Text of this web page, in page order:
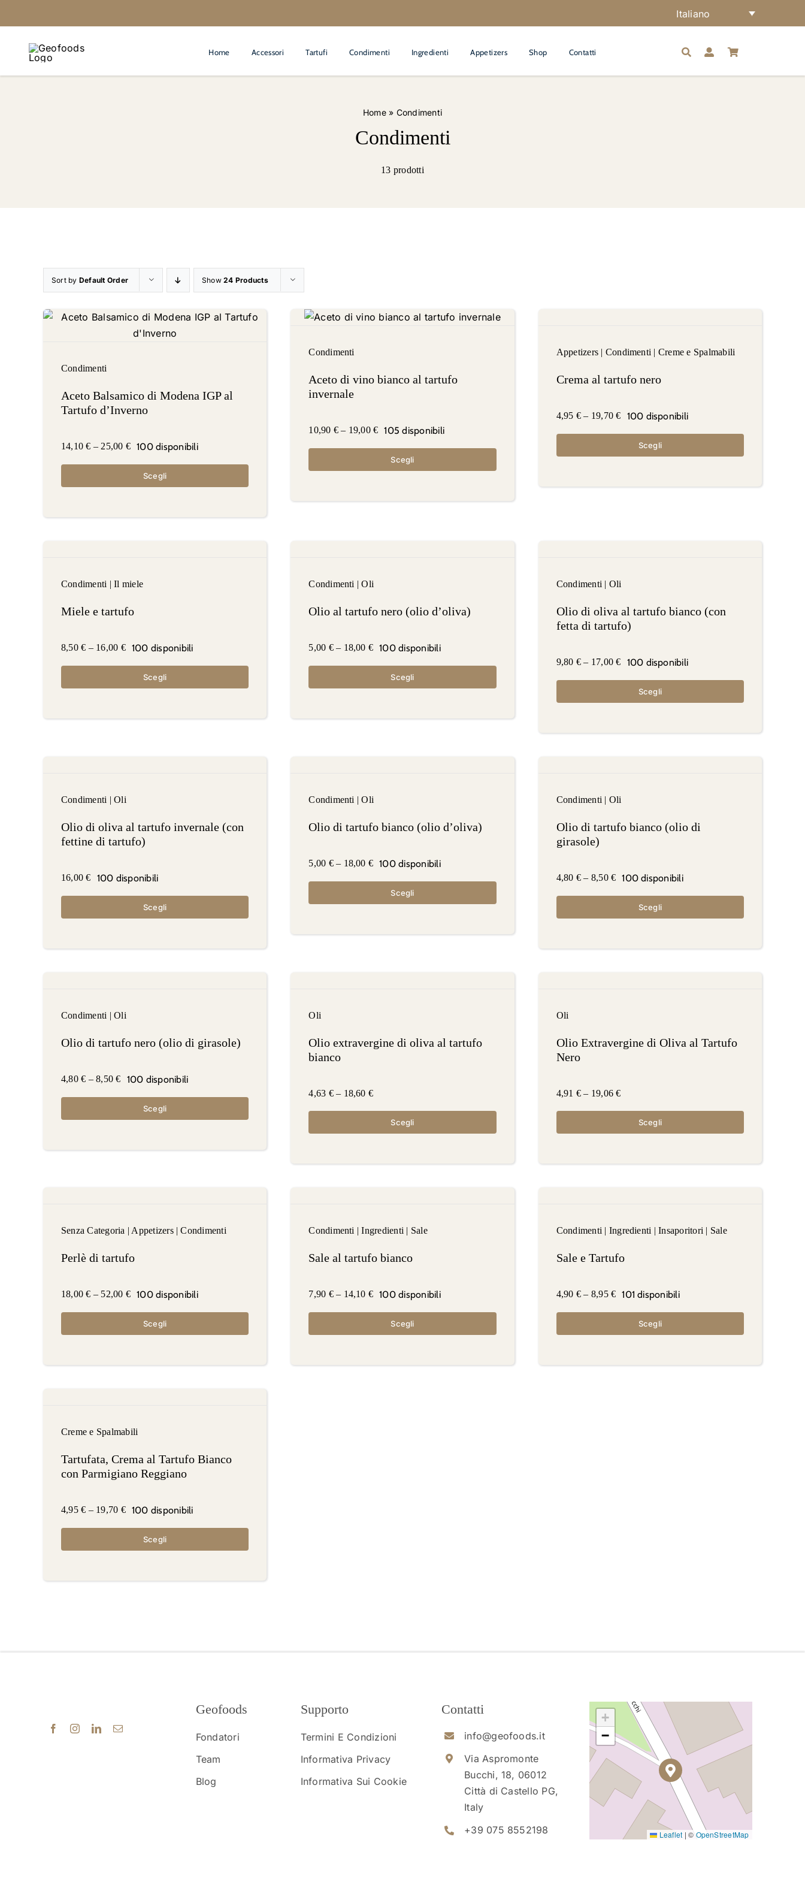
al
Italiano
Home Accessori Tartufi Condimenti Ingredienti Appetizers Shop Contatti
Home» Condimenti
Condimenti
13 prodotti
Sort by Default Order Show24 Products
Condimenti
Aceto Balsamico di Modena IGP al
Tartufo d’Inverno
14,10€ – 25,00 € 100 disponibili
Scegli
Condimenti
Aceto di vino bianco al tartufo
invernale
10,90 € – 19,00€ 105 disponibili
Scegli
Appetizers | Condimenti | Creme e Spalmabili
Crema al tartufo nero
4,95 € – 19,70€ 100 disponibili
Scegli
Condimenti |Il miele
Miele e tartufo
8,50€ – 16,00 € 100 disponibili
Scegli
Condimenti |Oli
Olio al tartufo nero (olio d’oliva)
5,00 €– 18,00 € 100 disponibili
Scegli
Condimenti | Oli
Olio di oliva al tartufo bianco (con
fetta di tartufo)
9,80 € – 17,00€ 100 disponibili
Scegli
Condimenti |Oli
Olio di oliva al tartufo invernale (con
fettine di tartufo)
16,00€ 100 disponibili
Scegli
Condimenti |Oli
Olio di tartufo bianco (olio d’oliva)
5,00 €– 18,00 € 100 disponibili
Scegli
Condimenti | Oli
Olio di tartufo bianco (olio di
girasole)
4,80 € – 8,50€ 100 disponibili
Scegli
Condimenti |Oli
Olio di tartufo nero (olio di girasole)
4,80€ –8,50€ 100 disponibili
Scegli
Oli
Olio extravergine di oliva al tartufo
bianco
4,63 €– 18,60 €
Scegli
Oli
Olio Extravergine di Oliva al Tartufo
Nero
4,91 € – 19,06€
Scegli
Senza Categoria | Appetizers|Condimenti
Perlè di tartufo
18,00€ – 52,00 € 100 disponibili
Scegli
Condimenti |Ingredienti | Sale
Sale al tartufo bianco
7,90 €– 14,10 € 100 disponibili
Scegli
Condimenti | Ingredienti |Insaporitori | Sale
Sale e Tartufo
4,90 € – 8,95€ 101 disponibili
Scegli
Creme e Spalmabili
Tartufata, Crema al Tartufo Bianco
con Parmigiano Reggiano
4,95€ – 19,70 € 100 disponibili
Scegli
Geofoods
Fondatori
Team
Blog
Supporto
Termini E Condizioni
Informativa Privacy
Informativa Sui Cookie
Contatti
info@geofoods.it
Via Aspromonte
Bucchi, 18, 06012
Città di Castello PG,
Italy
+39 075 8552198
+
−
Leaflet | © OpenStreetMap